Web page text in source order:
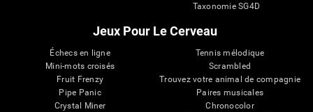
Taxonomie SG4D
Jeux Pour Le Cerveau
Échecs en ligne
Mini-mots croisés
Fruit Frenzy
Pipe Panic
Crystal Miner
Tennis mélodique
Scrambled
Trouvez votre animal de compagnie
Paires musicales
Chronocolor